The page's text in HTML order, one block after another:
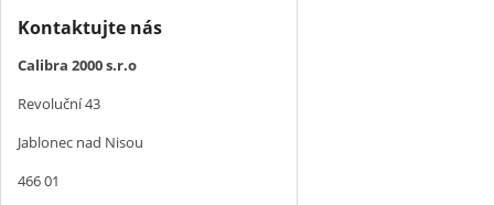
Kontaktujte nás
Calibra 2000 s.r.o
Revoluční 43
Jablonec nad Nisou
466 01